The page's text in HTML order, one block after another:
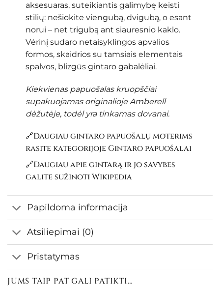
aksesuaras, suteikiantis galimybę keisti
stilių: nešiokite viengubą, dvigubą, o esant
norui – net trigubą ant siauresnio kaklo.
Vėrinį sudaro netaisyklingos apvalios
formos, skaidrios su tamsiais elementais
spalvos, blizgūs gintaro gabalėliai.
Kiekvienas papuošalas kruopščiai
supakuojamas originalioje Amberell
dėžutėje, todėl yra tinkamas dovanai.
🔗Daugiau gintaro papuošalų moterims
rasite kategorijoje Gintaro papuošalai
🔗Daugiau apie gintarą ir jo savybes
galite sužinotiWikipedia
Papildoma informacija
Atsiliepimai (0)
Pristatymas
JUMS TAIP PAT GALI PATIKTI…